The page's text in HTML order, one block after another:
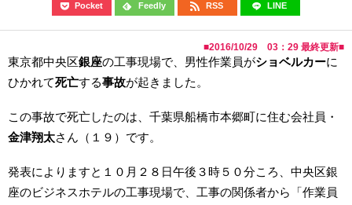
Pocket Feedly RSS LINE
■2016/10/29 03：29 最終更新■
東京都中央区銀座の工事現場で、男性作業員がショベルカーに
ひかれて死亡する事故が起きました。
この事故で死亡したのは、千葉県船橋市本郷町に住む会社員・
金津翔太さん（１９）です。
発表によりますと１０月２８日午後３時５０分ころ、中央区銀
座のビジネスホテルの工事現場で、工事の関係者から「作業員